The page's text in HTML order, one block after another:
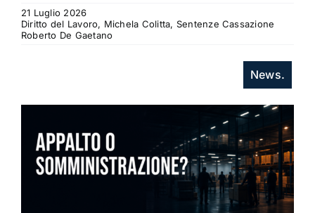
21 Luglio 2026
Diritto del Lavoro, Michela Colitta, Sentenze Cassazione
Roberto De Gaetano
News.